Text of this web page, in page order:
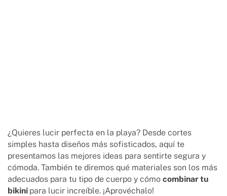
¿Quieres lucir perfecta en la playa? Desde cortes
simples hasta diseños más sofisticados, aquí te
presentamos las mejores ideas para sentirte segura y
cómoda. También te diremos qué materiales son los más
adecuados para tu tipo de cuerpo y cómo combinar tu
bikini para lucir increíble. ¡Aprovéchalo!